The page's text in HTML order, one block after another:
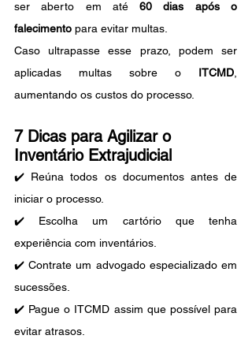
ser aberto em até 60 dias após o
falecimento para evitar multas.
Caso ultrapasse esse prazo, podem ser
aplicadas multas sobre o ITCMD
aumentando os custos do processo.
7 Dicas para Agilizar o
Inventário Extrajudicial
✔️ Reúna todos os documentos antes de
iniciar o processo.
✔️ Escolha um cartório que tenha
experiência com inventários.
✔️ Contrate um advogado especializado em
sucessões.
✔️ Pague o ITCMD assim que possível para
evitar atrasos.